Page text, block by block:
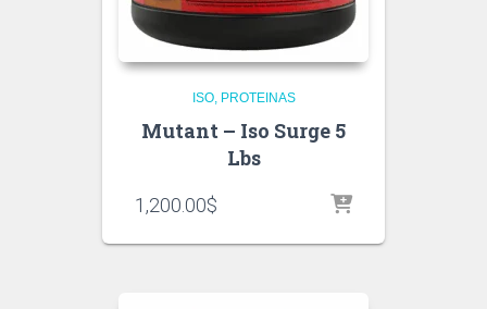
ISO PROTEINAS
Mutant – Iso Surge 5
Lbs
1,200.00$